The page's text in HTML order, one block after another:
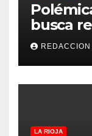
busca
refugios
LA RIOJA